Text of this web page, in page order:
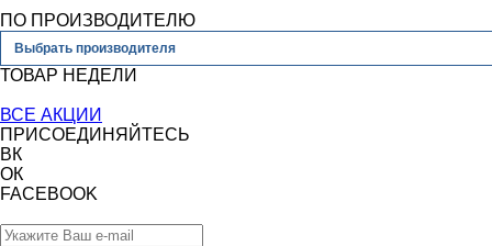
ПО ПРОИЗВОДИТЕЛЮ
Выбрать производителя
ТОВАР НЕДЕЛИ
ВСЕ АКЦИИ
ПРИСОЕДИНЯЙТЕСЬ
ВК
ОК
FACEBOOK